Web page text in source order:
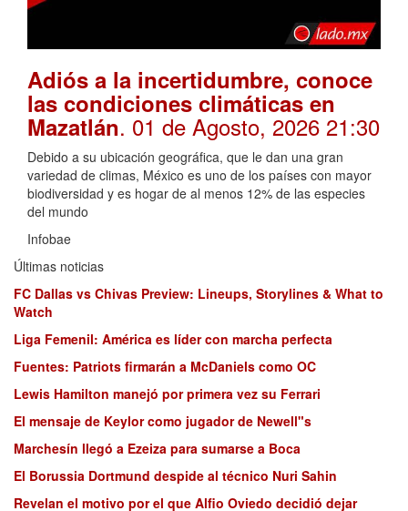
Adiós a la incertidumbre, conoce
las condiciones climáticas en
Mazatlán. 01 de Agosto, 2026 21:30
Debido a su ubicación geográfica, que le dan una gran
variedad de climas, México es uno de los países con mayor
biodiversidad y es hogar de al menos 12% de las especies
del mundo
Infobae
Últimas noticias
FC Dallas vs Chivas Preview: Lineups, Storylines & What to
Watch
Liga Femenil: América es líder con marcha perfecta
Fuentes: Patriots firmarán a McDaniels como OC
Lewis Hamilton manejó por primera vez su Ferrari
El mensaje de Keylor como jugador de Newell"s
Marchesín llegó a Ezeiza para sumarse a Boca
El Borussia Dortmund despide al técnico Nuri Sahin
Revelan el motivo por el que Alfio Oviedo decidió dejar